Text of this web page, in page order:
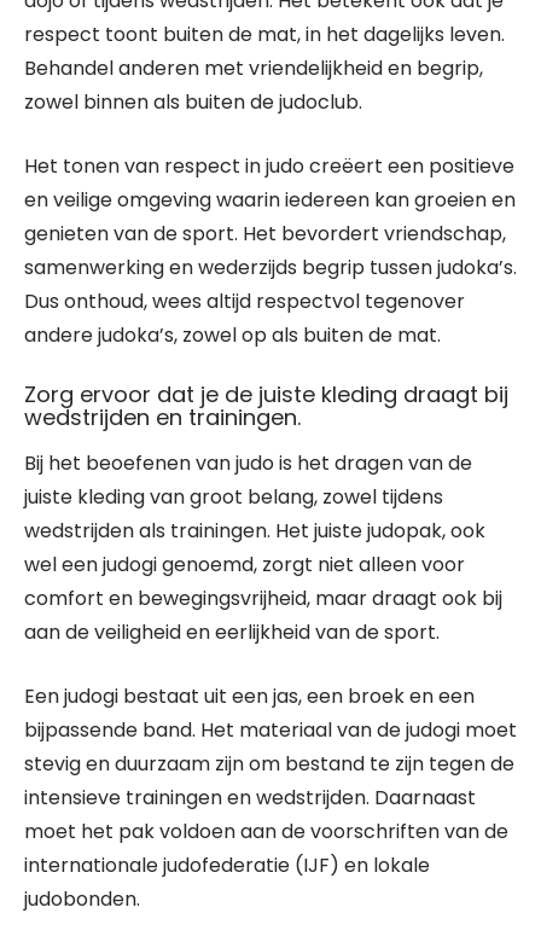
respect toont buiten de mat, in het dagelijks leven.
Behandel anderen met vriendelijkheid en begrip,
zowel binnen als buiten de judoclub.
Het tonen van respect in judo creëert een positieve
en veilige omgeving waarin iedereen kan groeien en
genieten van de sport. Het bevordert vriendschap,
samenwerking en wederzijds begrip tussen judoka’s.
Dus onthoud, wees altijd respectvol tegenover
andere judoka’s, zowel op als buiten de mat.
Zorg ervoor dat je de juiste kleding draagt bij
wedstrijden en trainingen.
Bij het beoefenen van judo is het dragen van de
juiste kleding van groot belang, zowel tijdens
wedstrijden als trainingen. Het juiste judopak, ook
wel een judogi genoemd, zorgt niet alleen voor
comfort en bewegingsvrijheid, maar draagt ook bij
aan de veiligheid en eerlijkheid van de sport.
Een judogi bestaat uit een jas, een broek en een
bijpassende band. Het materiaal van de judogi moet
stevig en duurzaam zijn om bestand te zijn tegen de
intensieve trainingen en wedstrijden. Daarnaast
moet het pak voldoen aan de voorschriften van de
internationale judofederatie (IJF) en lokale
judobonden.